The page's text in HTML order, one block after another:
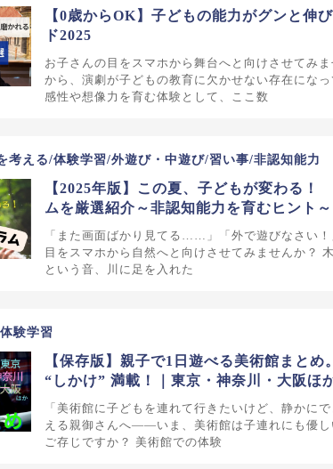
【0歳からOK】子どもの能力がグンと伸
ド2025
お子さんの目をスマホから舞台へと向けさせてみ
から、演劇が子どもの教育に欠かせない存在になっ
感性や想像力を育む体験として、ここ数
考える/体験学習/外遊び・中遊び/習い事/非認知能力
【2025年版】この夏、子どもが変わる
ムを厳選紹介～非認知能力を育むヒント～
「また画面ばかり見てる……」「外で遊びなさい
目をスマホから自然へと向けさせてみませんか？
という音、川に足を入れた
験学習
【保存版】親子で1日遊べる美術館まと
“しかけ” 満載！｜東京・神奈川・大阪ほ
「美術館に子どもを連れて行きたいけど、静かに
える親御さんへ――いま、美術館は子連れにも優し
ご存じですか？ 美術館での体験